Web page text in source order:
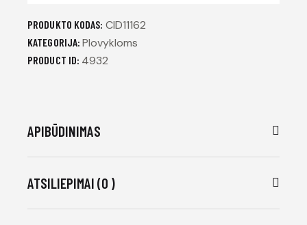
PRODUKTO KODAS: CID11162
KATEGORIJA:Plovykloms
PRODUCT ID: 4932
APIBŪDINIMAS
ATSILIEPIMAI (0 )